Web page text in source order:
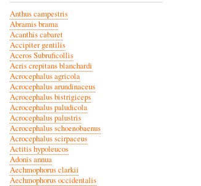
Anthus campestris
Abramis brama
Acanthis cabaret
Accipiter gentilis
Aceros Subruficollis
Acris crepitans blanchardi
Acrocephalus agricola
Acrocephalus arundinaceus
Acrocephalus bistrigiceps
Acrocephalus paludicola
Acrocephalus palustris
Acrocephalus schoenobaenus
Acrocephalus scirpaceus
Actitis hypoleucos
Adonis annua
Aechmophorus clarkii
Aechmophorus occidentalis